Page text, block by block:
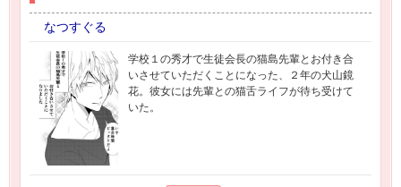
なつすぐる
学校１の秀才で生徒会長の猫島先輩とお付き合
いさせていただくことになった、２年の犬山鏡
花。彼女には先輩との猫舌ライフが待ち受けて
いた。